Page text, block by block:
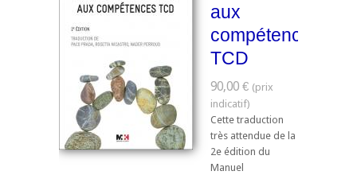
aux
compétences
TCD
90,00 €
Cette traduction
très attendue de la
2e édition du
Manuel